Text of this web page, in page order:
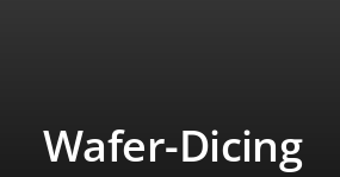
Wafer-Dicing